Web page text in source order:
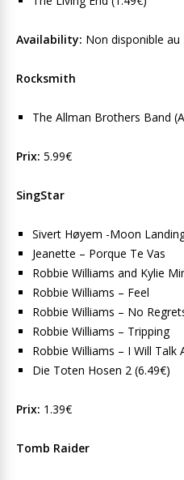
Availability: Non disponible
Rocksmith
The Allman Brothers Band
Prix: 5.99€
SingStar
Sivert Høyem -Moon
Jeanette – Porque Te Vas
Robbie Williams and Kylie
Robbie Williams – Feel
Robbie Williams – No
Robbie Williams – Tripping
Robbie Williams – I Will Talk
Die Toten Hosen 2 (6.49€)
Prix: 1.39€
Tomb Raider